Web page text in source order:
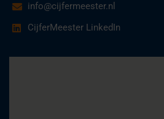
info@cijfermeester.nl
CijferMeester LinkedIn